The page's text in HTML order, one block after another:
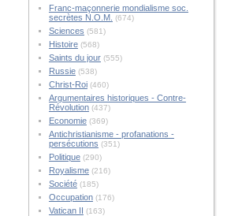
Franc-maçonnerie mondialisme soc.
secrètes N.O.M. (674)
Sciences (581)
Histoire(568)
Saints du jour(555)
Russie(538)
Christ-Roi(460)
Argumentaires historiques - Contre-
Révolution(437)
Economie(369)
Antichristianisme - profanations -
persécutions (351)
Politique(290)
Royalisme(216)
Société(185)
Occupation(176)
Vatican II (163)